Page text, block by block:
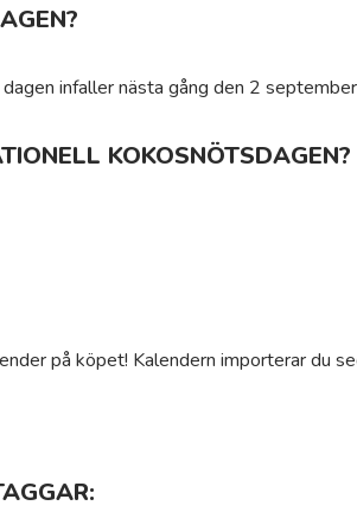
infaller nästa gång den 2
KOKOSNÖTSDAGEN?
på köpet! Kalendern importerar du